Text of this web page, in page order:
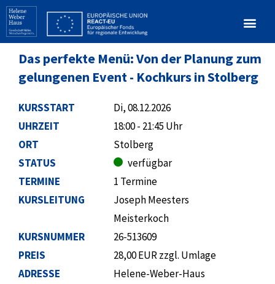
Das perfekte Menü: Von der Planung zum
gelungenen Event - Kochkurs in Stolberg
KURSSTART
UHRZEIT
ORT
STATUS
TERMINE
Di, 08.12.2026
18:00 - 21:45 Uhr
Stolberg
verfügbar
1 Termine
KURSLEITUNG
KURSNUMMER
PREIS
ADRESSE
Joseph Meesters
Meisterkoch
26-513609
28,00 EUR zzgl. Umlage
Helene-Weber-Haus